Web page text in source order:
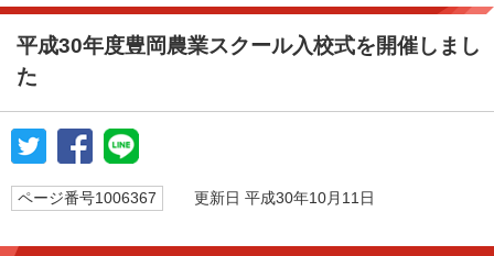
平成30年度豊岡農業スクール入校式を開催しまし
た
ページ番号1006367 更新日 平成30年10月11日